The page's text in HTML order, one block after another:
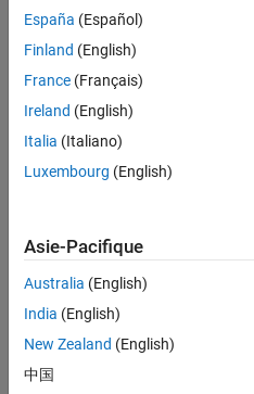
Vous
pouvez
élargir
votre
recherche
ou
afficher
l’ensemble
d'emploi.
malgré
tout
vous
trouvez
España (Español)
Finland (English)
France (Français)
Ireland (English)
Italia (Italiano)
Luxembourg (English)
Asie-Pacifique
Australia (English)
India (English)
New Zealand (English)
中国